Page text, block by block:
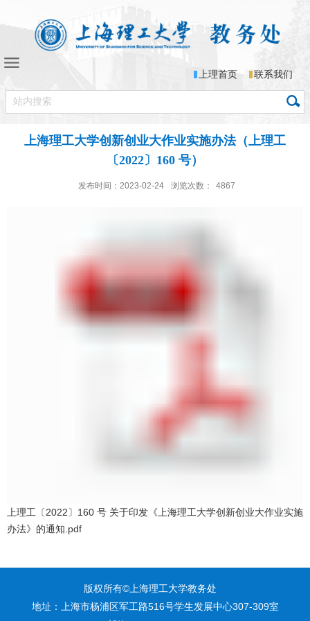
上理首页 联系我们
上海理工大学创新创业大作业实施办法（上理工
〔2022〕160 号）
发布时间：2023-02-24 浏览次数： 4867
上理工〔2022〕160 号 关于印发《上海理工大学创新创业大作业实施
办法》的通知.pdf
版权所有©上海理工大学教务处
地址：上海市杨浦区军工路516号学生发展中心307-309室